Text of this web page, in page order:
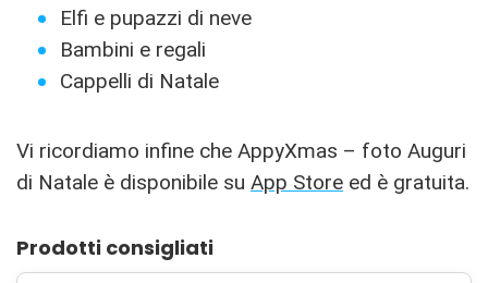
Elfi e pupazzi di neve
Bambini e regali
Cappelli di Natale
Vi ricordiamo infine che AppyXmas – foto Auguri
di Natale è disponibile su App Store ed è gratuita.
Prodotti consigliati